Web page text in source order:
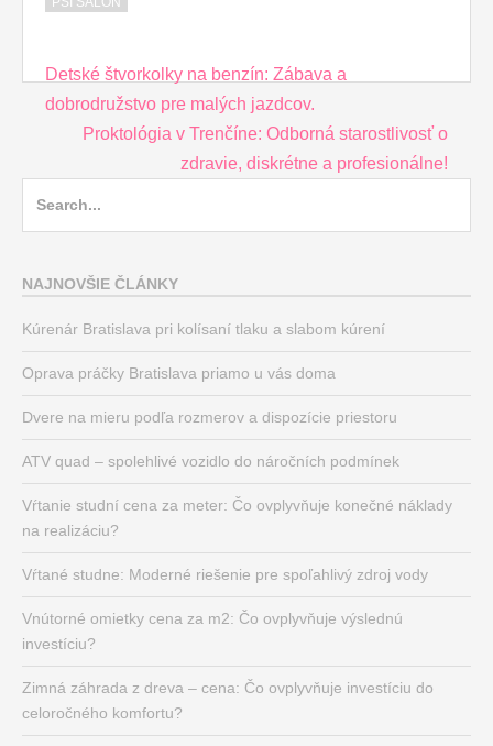
Post
navigation
Detské štvorkolky na benzín: Zábava a
dobrodružstvo pre malých jazdcov.
Proktológia v Trenčíne: Odborná starostlivosť o
zdravie, diskrétne a profesionálne!
NAJNOVŠIE ČLÁNKY
Kúrenár Bratislava pri kolísaní tlaku a slabom kúrení
Oprava práčky Bratislava priamo u vás doma
Dvere na mieru podľa rozmerov a dispozície priestoru
ATV quad – spolehlivé vozidlo do náročních podmínek
Vŕtanie studní cena za meter: Čo ovplyvňuje konečné náklady
na realizáciu?
Vŕtané studne: Moderné riešenie pre spoľahlivý zdroj vody
Vnútorné omietky cena za m2: Čo ovplyvňuje výslednú
investíciu?
Zimná záhrada z dreva – cena: Čo ovplyvňuje investíciu do
celoročného komfortu?